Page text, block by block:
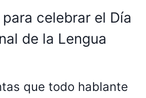
celebrar el Día
de la Lengua
que todo hablante